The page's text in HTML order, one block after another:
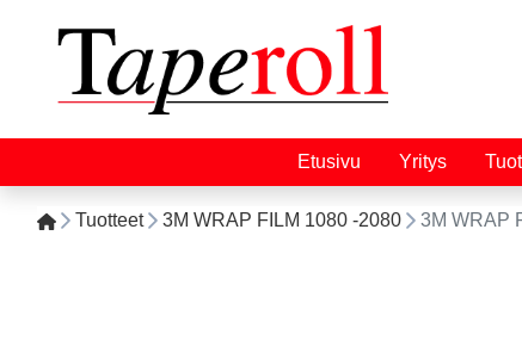
Etusivu Yritys
Tuotteet 3M WRAP FILM 1080 -2080 3M WRAP